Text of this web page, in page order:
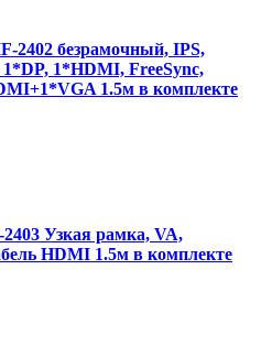
2402 безрамочный, IPS,
1*HDMI, FreeSync,
1.5м в комплекте
Узкая рамка, VA,
HDMI 1.5м в комплекте